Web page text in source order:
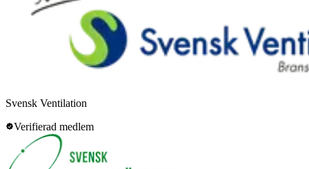
Svensk Ventilation
Verifierad medlem